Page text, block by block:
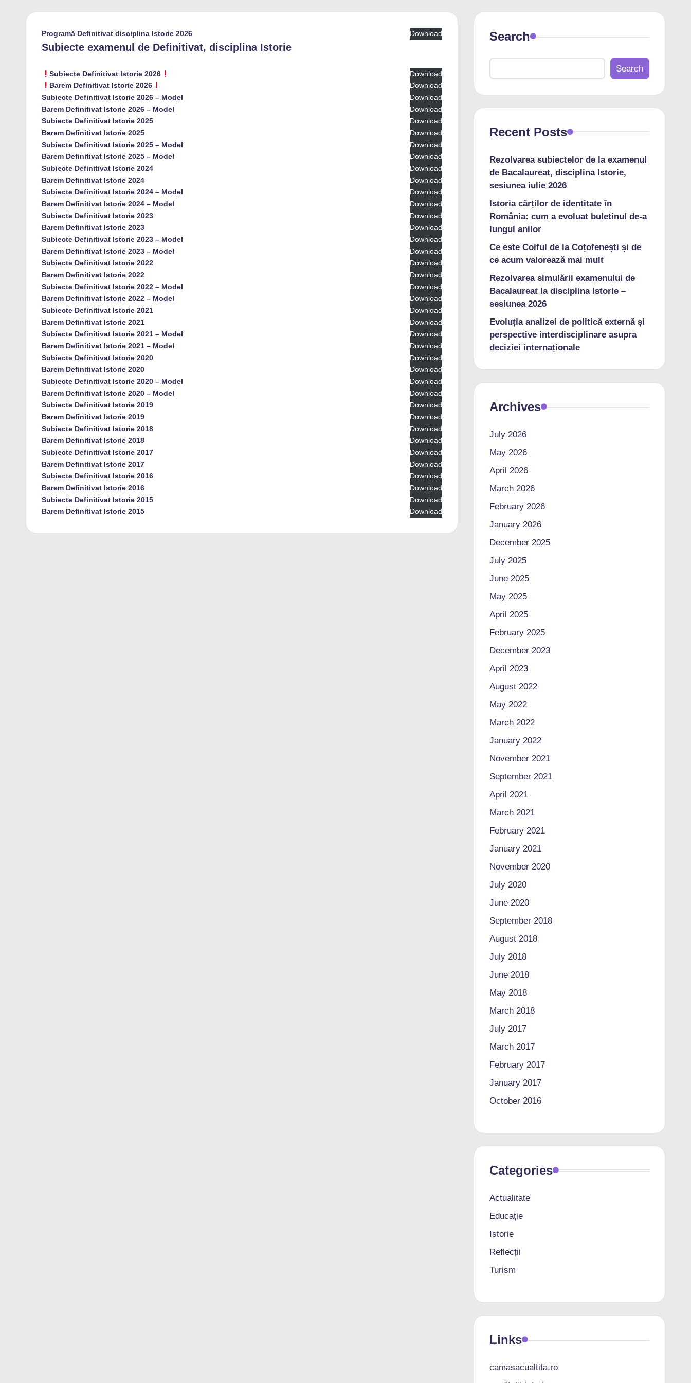
Programă Definitivat disciplina Istorie 2026 Download
Subiecte examenul de Definitivat, disciplina Istorie
Subiecte Definitivat Istorie 2026
Download
Barem Definitivat Istorie 2026
Download
Subiecte Definitivat Istorie 2026 – Model
Download
Barem Definitivat Istorie 2026 – Model
Download
Subiecte Definitivat Istorie 2025
Download
Barem Definitivat Istorie 2025
Download
Subiecte Definitivat Istorie 2025 – Model
Download
Barem Definitivat Istorie 2025 – Model
Download
Subiecte Definitivat Istorie 2024
Download
Barem Definitivat Istorie 2024
Download
Subiecte Definitivat Istorie 2024 – Model
Download
Barem Definitivat Istorie 2024 – Model
Download
Subiecte Definitivat Istorie 2023
Download
Barem Definitivat Istorie 2023
Download
Subiecte Definitivat Istorie 2023 – Model
Download
Barem Definitivat Istorie 2023 – Model
Download
Subiecte Definitivat Istorie 2022
Download
Barem Definitivat Istorie 2022
Download
Subiecte Definitivat Istorie 2022 – Model
Download
Barem Definitivat Istorie 2022 – Model
Download
Subiecte Definitivat Istorie 2021
Download
Barem Definitivat Istorie 2021
Download
Subiecte Definitivat Istorie 2021 – Model
Download
Barem Definitivat Istorie 2021 – Model
Download
Subiecte Definitivat Istorie 2020
Download
Barem Definitivat Istorie 2020
Download
Subiecte Definitivat Istorie 2020 – Model
Download
Barem Definitivat Istorie 2020 – Model
Download
Subiecte Definitivat Istorie 2019
Download
Barem Definitivat Istorie 2019
Download
Subiecte Definitivat Istorie 2018
Download
Barem Definitivat Istorie 2018
Download
Subiecte Definitivat Istorie 2017
Download
Barem Definitivat Istorie 2017
Download
Subiecte Definitivat Istorie 2016
Download
Barem Definitivat Istorie 2016
Download
Subiecte Definitivat Istorie 2015
Download
Barem Definitivat Istorie 2015
Download
Search
Search
Recent Posts
Rezolvarea subiectelor de la examenul
de Bacalaureat, disciplina Istorie,
sesiunea iulie 2026
Istoria cărților de identitate în
România: cum a evoluat buletinul de-a
lungul anilor
Ce este Coiful de la Coțofenești și de
ce acum valorează mai mult
Rezolvarea simulării examenului de
Bacalaureat la disciplina Istorie –
sesiunea 2026
Evoluția analizei de politică externă și
perspective interdisciplinare asupra
deciziei internaționale
Archives
July 2026
May 2026
April 2026
March 2026
February 2026
January 2026
December 2025
July 2025
June 2025
May 2025
April 2025
February 2025
December 2023
April 2023
August 2022
May 2022
March 2022
January 2022
November 2021
September 2021
April 2021
March 2021
February 2021
January 2021
November 2020
July 2020
June 2020
September 2018
August 2018
July 2018
June 2018
May 2018
March 2018
July 2017
March 2017
February 2017
January 2017
October 2016
Categories
Actualitate
Educație
Istorie
Reflecții
Turism
Links
camasacualtita.ro